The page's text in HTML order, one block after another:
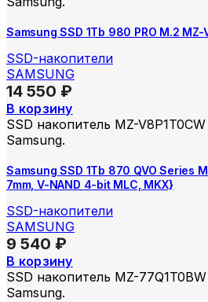
Samsung SSD 1Tb 980 PRO M.2 MZ-
SSD-накопители
SAMSUNG
14 550 ₽
В корзину
SSD накопитель MZ-
Samsung.
Samsung SSD 1Tb 870 QVO Series
7mm, V-NAND 4-bit MLC, MKX}
SSD-накопители
SAMSUNG
9 540 ₽
В корзину
SSD накопитель MZ-
Samsung.